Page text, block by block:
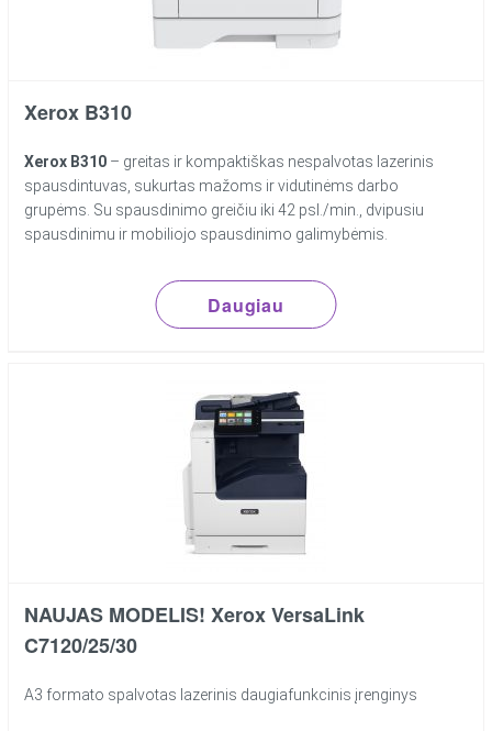
Xerox B310
Xerox B310 – greitas ir kompaktiškas nespalvotas lazerinis
spausdintuvas, sukurtas mažoms ir vidutinėms darbo
grupėms. Su spausdinimo greičiu iki 42 psl./min., dvipusiu
spausdinimu ir mobiliojo spausdinimo galimybėmis.
Daugiau
NAUJAS MODELIS! Xerox VersaLink
C7120/25/30
A3 formato spalvotas lazerinis daugiafunkcinis įrenginys